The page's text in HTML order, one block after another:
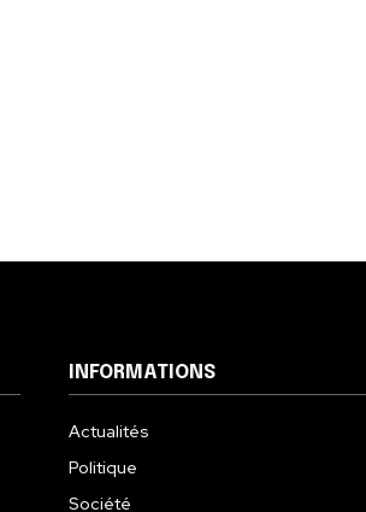
INFORMATIONS
Actualités
Politique
Société